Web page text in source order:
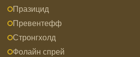
Празицид
Превентефф
Стронгхолд
Фолайн спрей